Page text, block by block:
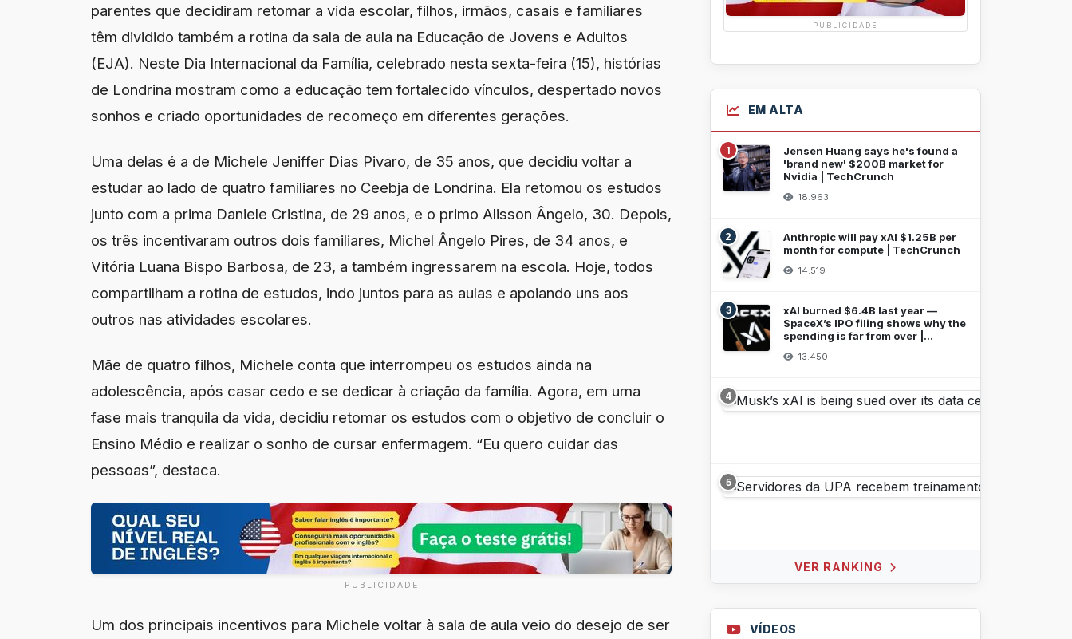
parentes que decidiram retomar a vida escolar, filhos, irmãos, casais e familiares
têm dividido também a rotina da sala de aula na Educação de Jovens e Adultos
(EJA). Neste Dia Internacional da Família, celebrado nesta sexta-feira (15), histórias
de Londrina mostram como a educação tem fortalecido vínculos, despertado novos
sonhos e criado oportunidades de recomeço em diferentes gerações.
Uma delas é a de Michele Jeniffer Dias Pivaro, de 35 anos, que decidiu voltar a
estudar ao lado de quatro familiares no Ceebja de Londrina. Ela retomou os estudos
junto com a prima Daniele Cristina, de 29 anos, e o primo Alisson Ângelo, 30. Depois,
os três incentivaram outros dois familiares, Michel Ângelo Pires, de 34 anos, e
Vitória Luana Bispo Barbosa, de 23, a também ingressarem na escola. Hoje, todos
compartilham a rotina de estudos, indo juntos para as aulas e apoiando uns aos
outros nas atividades escolares.
Mãe de quatro filhos, Michele conta que interrompeu os estudos ainda na
adolescência, após casar cedo e se dedicar à criação da família. Agora, em uma
fase mais tranquila da vida, decidiu retomar os estudos com o objetivo de concluir o
Ensino Médio e realizar o sonho de cursar enfermagem. “Eu quero cuidar das
pessoas”, destaca.
PUBLICIDADE
Um dos principais incentivos para Michele voltar à sala de aula veio do desejo de ser
PUBLICIDADE
EM ALTA
1
Jensen Huang says he's found a
'brand new' $200B market for
Nvidia | TechCrunch
18.963
2
Anthropic will pay xAI $1.25B per
month for compute | TechCrunch
14.519
3
xAI burned $6.4B last year —
SpaceX’s IPO filing shows why the
spending is far from over |
13.450
4
5
VER RANKING
VÍDEOS